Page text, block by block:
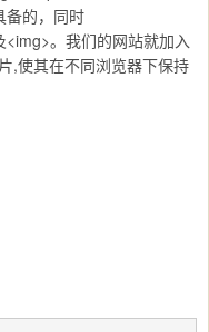
备的，同时
。我们的网站就加入
,使其在不同浏览器下保持